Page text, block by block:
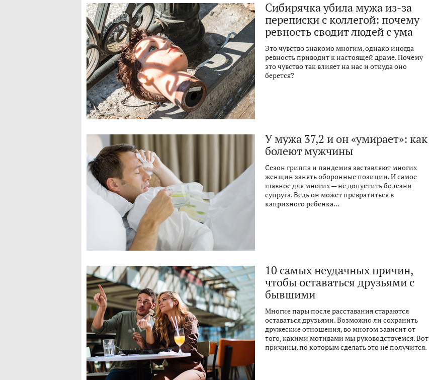
Сибирячка убила мужа из-за
переписки с коллегой: почему
ревность сводит людей с ума
Это чувство знакомо многим, однако иногда
ревность приводит к настоящей драме. Почему
это чувство так влияет на нас и откуда оно
берется?
У мужа 37,2 и он «умирает»: как
болеют мужчины
Сезон гриппа и пандемия заставляют многих
женщин занять оборонные позиции. И самое
главное для многих — не допустить болезни
супруга. Ведь он может превратиться в
капризного ребенка…
10 самых неудачных причин,
чтобы оставаться друзьями с
бывшими
Многие пары после расставания стараются
оставаться друзьями. Возможно ли сохранить
дружеские отношения, во многом зависит от
того, какими мотивами мы руководствуемся. Вот
причины, по которым сделать это не получится.